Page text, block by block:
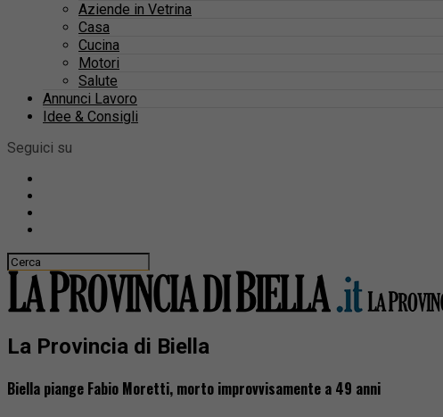
Aziende in Vetrina
Casa
Cucina
Motori
Salute
Annunci Lavoro
Idee & Consigli
Seguici su
La Provincia di Biella
Biella piange Fabio Moretti, morto improvvisamente a 49 anni